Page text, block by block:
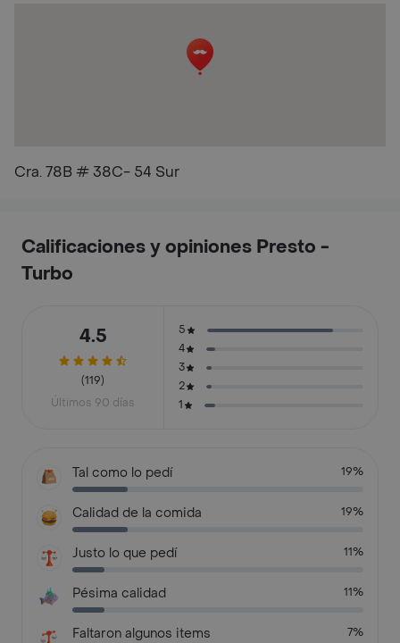
Cra. 78B # 38C- 54 Sur
Calificaciones y opiniones Presto -
Turbo
4.5
(119)
Últimos 90 días
5
4
3
2
1
Tal como lo pedí 19%
Calidad de la comida 19%
Justo lo que pedí 11%
Pésima calidad 11%
Faltaron algunos items 7%